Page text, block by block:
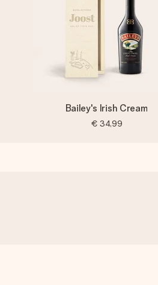
Bailey's Irish Cream
€ 34,99